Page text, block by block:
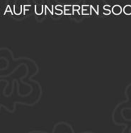
UNSEREN